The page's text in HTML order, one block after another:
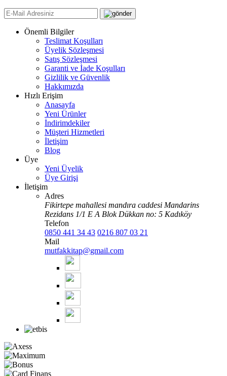
Önemli Bilgiler
Teslimat Koşulları
Üyelik Sözleşmesi
Satış Sözleşmesi
Garanti ve İade Koşulları
Gizlilik ve Güvenlik
Hakkımızda
Hızlı Erişim
Anasayfa
Yeni Ürünler
İndirimdekiler
Müşteri Hizmetleri
İletişim
Blog
Üye
Yeni Üyelik
Üye Girişi
İletişim
Adres
Fikirtepe mahallesi mandıra caddesi Mandarins
Rezidans 1/1 E A Blok Dükkan no: 5 Kadıköy
Telefon
0850 441 34 43 0216 807 03 21
Mail
mutfakkitap@gmail.com